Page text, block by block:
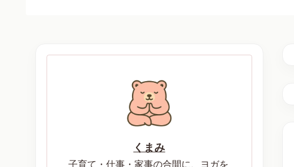
くまみ
子育て・仕事・家事の合間に、ヨガを